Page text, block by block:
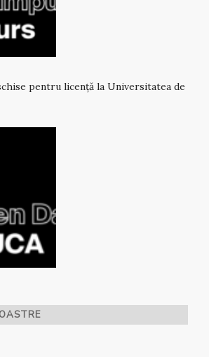
pentru licență la Universitatea de